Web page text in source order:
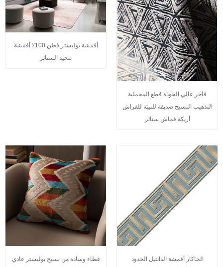
فاخر عالي الجودة قطع المخملية
التذهيب النسيج صديقة للبيئة للفراش
أريكة قماش ستائر
أقمشة بوليستر قطن 100٪ أقمشة
تنجيد الستائر
الجاكار أقمشة الدانتيل الحدود
غطاء وسادة من نسيج بوليستر عادي